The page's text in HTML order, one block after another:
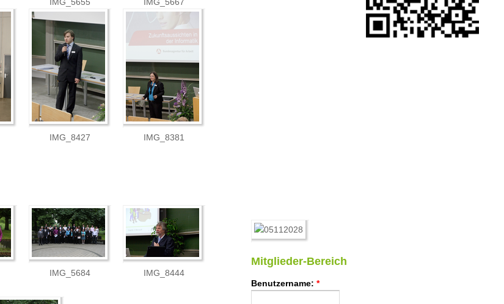
IMG_8427 IMG_8381
IMG_5684 IMG_8444
Mitglieder-Bereich
Benutzername: *